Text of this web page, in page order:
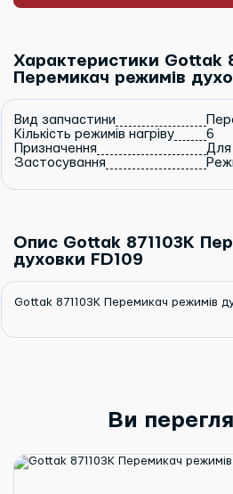
Характеристики Gottak
Перемикач режимів
Вид запчастини
Кількість режимів нагріву
6
Призначення
Для
Застосування
Опис Gottak 871103K
духовки FD109
Gottak 871103K Перемикач режимів
Ви